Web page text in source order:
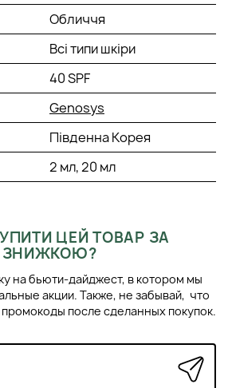
Обличчя
Всі типи шкіри
40 SPF
Genosys
Південна Корея
2 мл, 20 мл
ЦЕЙ ТОВАР ЗА
ЗНИЖКОЮ?
на бьюти-дайджест, в котором мы
акции. Также, не забывай, что
после сделанных покупок.